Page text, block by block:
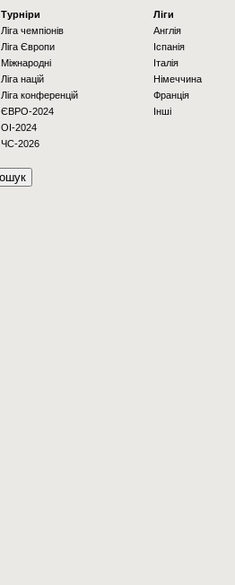
Турніри
Ліга чемпіонів
Ліга Європи
Міжнародні
Ліга націй
Ліга конференцій
ЄВРО-2024
OI-2024
ЧС-2026
Ліги
Англія
Іспанія
Італія
Німеччина
Франція
Інші